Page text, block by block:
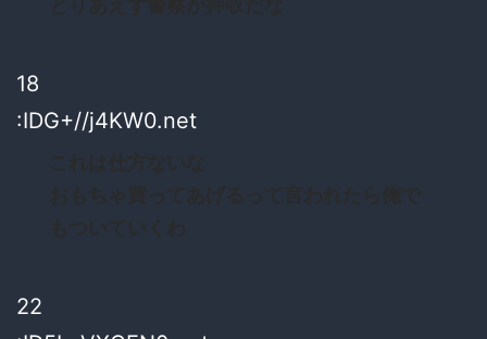
18
:IDG+//j4KW0.net
22